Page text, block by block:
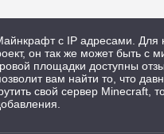
с IP адресами. Для
он так же может быть с
площадки доступны
вам найти то, что
свой сервер Minecraft,